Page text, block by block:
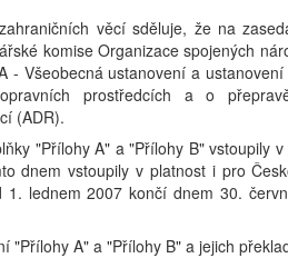
věcí sděluje, že na
komise Organizace spojených
- Všeobecná ustanovení a
prostředcích a o
(ADR).
"Přílohy A" a "Přílohy B" vstoupily
dnem vstoupily v platnost i pro
1. lednem 2007 končí dnem 30.
"Přílohy A" a "Přílohy B" a jejich